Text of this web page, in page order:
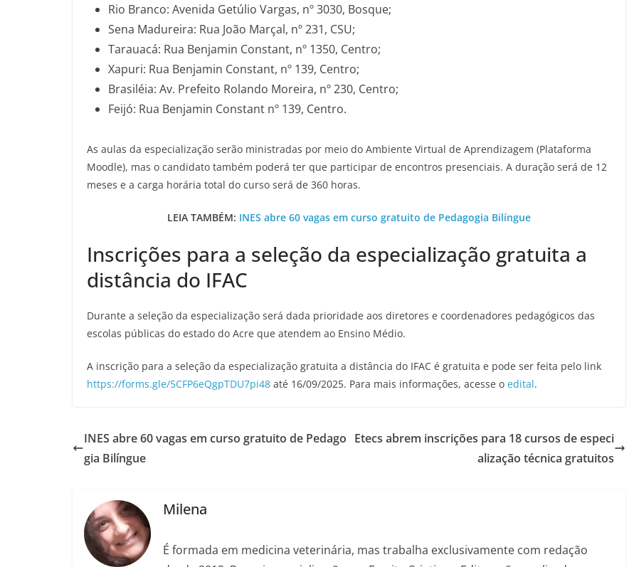
Rio Branco: Avenida Getúlio Vargas, nº 3030, Bosque;
Sena Madureira: Rua João Marçal, nº 231, CSU;
Tarauacá: Rua Benjamin Constant, nº 1350, Centro;
Xapuri: Rua Benjamin Constant, nº 139, Centro;
Brasiléia: Av. Prefeito Rolando Moreira, nº 230, Centro;
Feijó: Rua Benjamin Constant nº 139, Centro.
As aulas da especialização serão ministradas por meio do Ambiente Virtual de Aprendizagem (Plataforma
Moodle), mas o candidato também poderá ter que participar de encontros presenciais. A duração será de 12
meses e a carga horária total do curso será de 360 horas.
LEIA TAMBÉM: INES abre 60 vagas em curso gratuito de Pedagogia Bilíngue
Inscrições para a seleção da especialização gratuita a
distância do IFAC
Durante a seleção da especialização será dada prioridade aos diretores e coordenadores pedagógicos das
escolas públicas do estado do Acre que atendem ao Ensino Médio.
A inscrição para a seleção da especialização gratuita a distância do IFAC é gratuita e pode ser feita pelo link
https://forms.gle/5CFP6eQgpTDU7pi48 até 16/09/2025. Para mais informações, acesse o edital.
INES abre 60 vagas em curso gratuito de Pedago
gia Bilíngue
Etecs abrem inscrições para 18 cursos de especi
alização técnica gratuitos
Milena
É formada em medicina veterinária, mas trabalha exclusivamente com redação